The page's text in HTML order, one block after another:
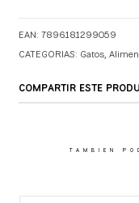
EAN: 7896181299059
CATEGORIAS: Gatos,
COMPARTIR ESTE
TAMBIEN